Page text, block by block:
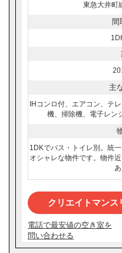
東急大井町
間
主
IHコンロ付、エアコン、テ
機、掃除機、電子レン
1DKでバス・トイレ別。統
オシャレな物件です。物件
あ
クリエイトマンス
電話で最安値の空き室を
問い合わせる